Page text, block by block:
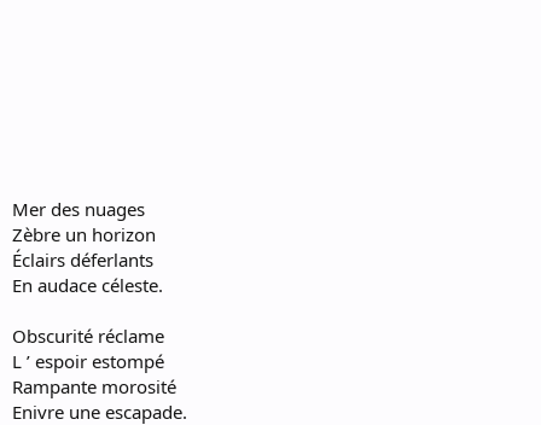
Mer des nuages
Zèbre un horizon
Éclairs déferlants
En audace céleste.
Obscurité réclame
L ’ espoir estompé
Rampante morosité
Enivre une escapade.